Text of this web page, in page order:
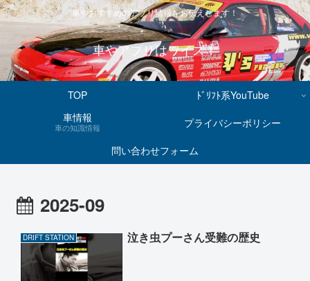
車やおすすめのアプリ情報をお伝えします！
車やアプリはワイズ！
TOP
ﾄﾞﾘﾌﾄ系YouTube
車情報
車の知識情報
プライバシーポリシー
問い合わせフォーム
2025-09
DRIFT STATION 泣き虫プーさん受難の歴史